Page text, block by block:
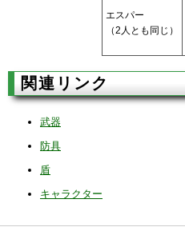
エスパー
（2人とも同じ）
関連リンク
武器
防具
盾
キャラクター